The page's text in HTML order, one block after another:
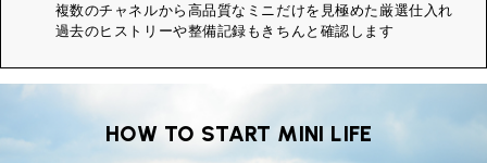
複数のチャネルから高品質なミニだけを見極めた厳選仕入れ
過去のヒストリーや整備記録もきちんと確認します
HOW TO START MINI LIFE